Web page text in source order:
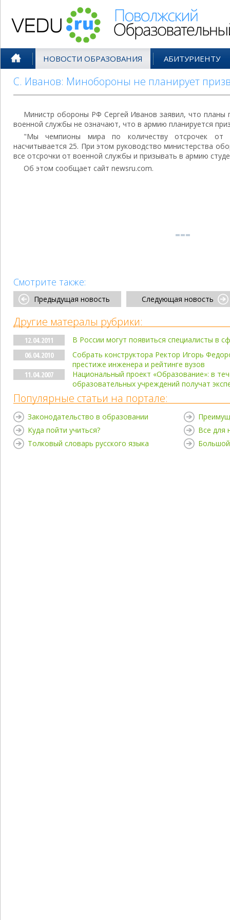
НОВОСТИ ОБРАЗОВАНИЯ АБИТУРИЕНТУ
С. Иванов: Минобороны не планирует
Министр обороны РФ Сергей Иванов заявил, что планы
военной службы не означают, что в армию планируется
"Мы чемпионы мира по количеству отсрочек от
насчитывается 25. При этом руководство министерства
все отсрочки от военной службы и призывать в армию
Об этом сообщает сайт newsru.com.
Смотрите также:
Предыдущая новость Следующая новость
Другие матералы рубрики:
12.04.2011
В России могут появиться специалисты в
06.04.2010
Собрать конструктора Ректор Игорь
престиже инженера и рейтинге вузов
11.04.2007
Национальный проект «Образование»: в
образовательных учреждений получат
Популярные статьи на портале:
Законодательство в образовании
Куда пойти учиться?
Толковый словарь русского языка
Все для
Большой